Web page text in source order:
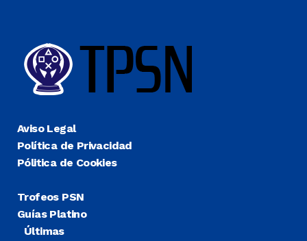
Aviso Legal
Política de Privacidad
Pólitica de Cookies
Trofeos PSN
Guías Platino
Últimas